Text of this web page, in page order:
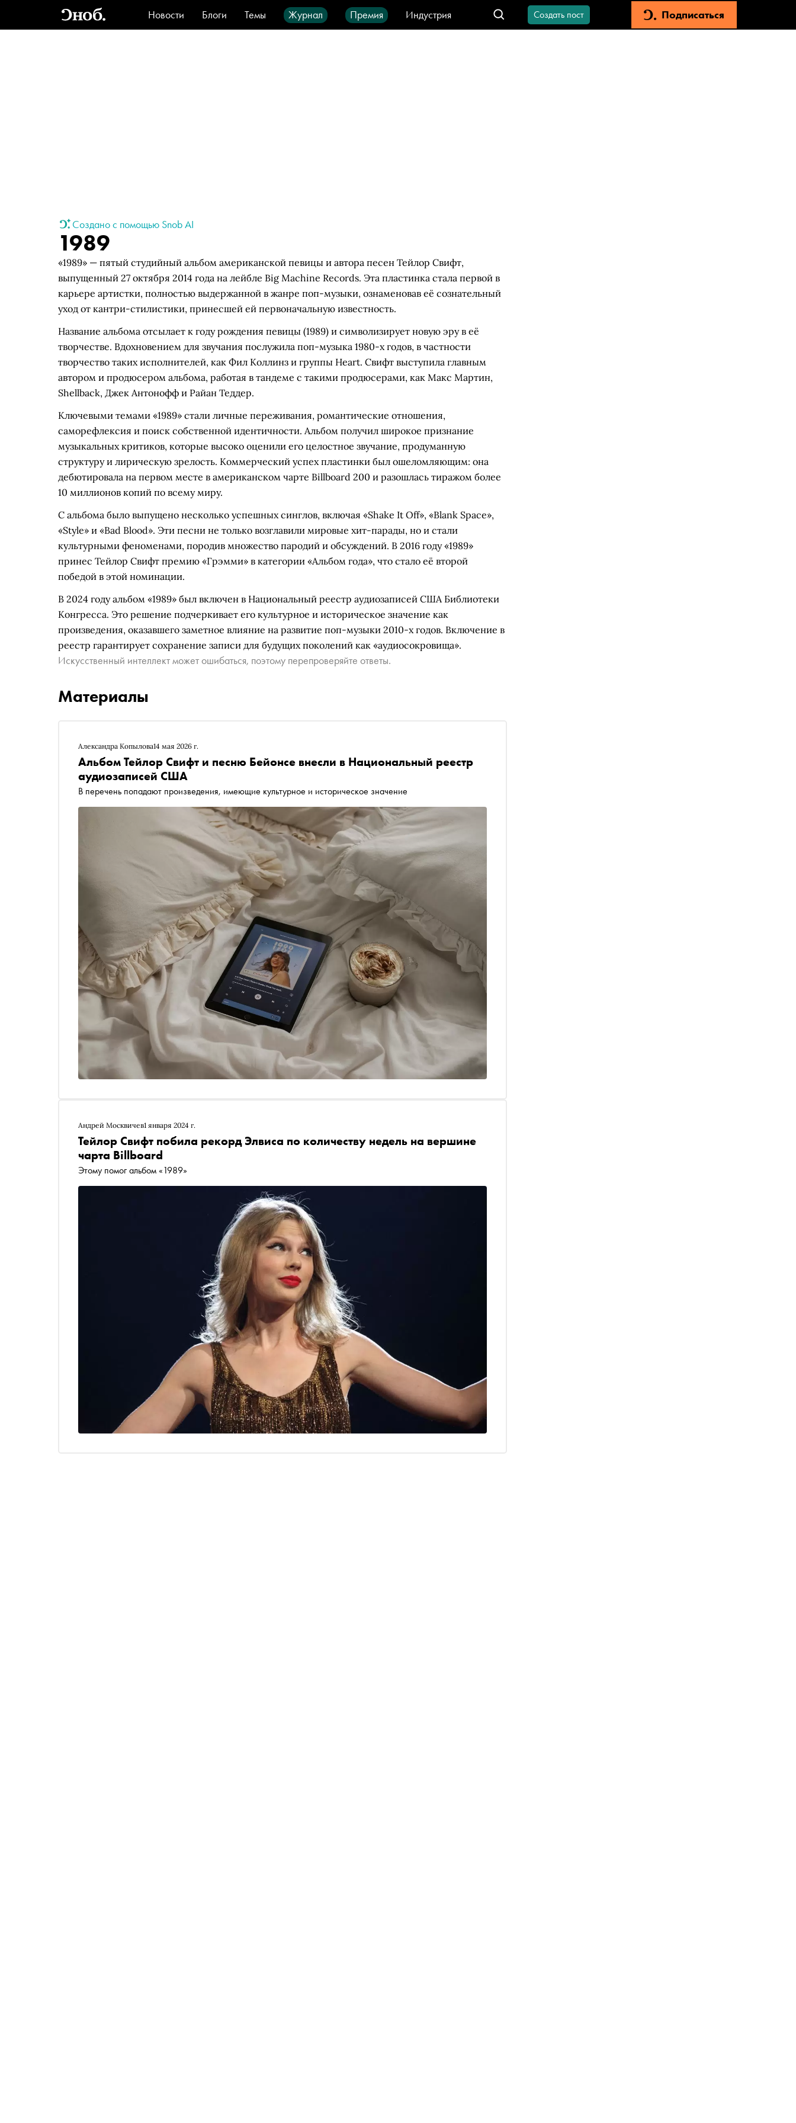
Новости Блоги Темы Журнал Премия
Индустрия
Стиль
Видео Город IT-продукты
Создать пост Подписаться
Создано с помощью Snob AI
1989
«1989» — пятый студийный альбом американской певицы и автора песен Тейлор Свифт,
выпущенный 27 октября 2014 года на лейбле Big Machine Records. Эта пластинка стала первой в
карьере артистки, полностью выдержанной в жанре поп-музыки, ознаменовав её сознательный
уход от кантри-стилистики, принесшей ей первоначальную известность.
Название альбома отсылает к году рождения певицы (1989) и символизирует новую эру в её
творчестве. Вдохновением для звучания послужила поп-музыка 1980-х годов, в частности
творчество таких исполнителей, как Фил Коллинз и группы Heart. Свифт выступила главным
автором и продюсером альбома, работая в тандеме с такими продюсерами, как Макс Мартин,
Shellback, Джек Антонофф и Райан Теддер.
Ключевыми темами «1989» стали личные переживания, романтические отношения,
саморефлексия и поиск собственной идентичности. Альбом получил широкое признание
музыкальных критиков, которые высоко оценили его целостное звучание, продуманную
структуру и лирическую зрелость. Коммерческий успех пластинки был ошеломляющим: она
дебютировала на первом месте в американском чарте Billboard 200 и разошлась тиражом более
10 миллионов копий по всему миру.
С альбома было выпущено несколько успешных синглов, включая «Shake It Off», «Blank Space»,
«Style» и «Bad Blood». Эти песни не только возглавили мировые хит-парады, но и стали
культурными феноменами, породив множество пародий и обсуждений. В 2016 году «1989»
принес Тейлор Свифт премию «Грэмми» в категории «Альбом года», что стало её второй
победой в этой номинации.
В 2024 году альбом «1989» был включен в Национальный реестр аудиозаписей США Библиотеки
Конгресса. Это решение подчеркивает его культурное и историческое значение как
произведения, оказавшего заметное влияние на развитие поп-музыки 2010-х годов. Включение в
реестр гарантирует сохранение записи для будущих поколений как «аудиосокровища».
Искусственный интеллект может ошибаться, поэтому перепроверяйте ответы.
Материалы
Александра Копылова14 мая 2026 г.
Альбом Тейлор Свифт и песню Бейонсе внесли в Национальный реестр
аудиозаписей США
В перечень попадают произведения, имеющие культурное и историческое значение
Андрей Москвичев1 января 2024 г.
Тейлор Свифт побила рекорд Элвиса по количеству недель на вершине
чарта Billboard
Этому помог альбом «1989»